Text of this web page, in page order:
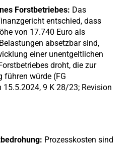
Forstbetriebes: Das
entschied, dass
von 17.740 Euro als
absetzbar sind,
einer unentgeltlichen
droht, die zur
führen würde (FG
15.5.2024, 9 K 28/23; Revision
Prozesskosten sind